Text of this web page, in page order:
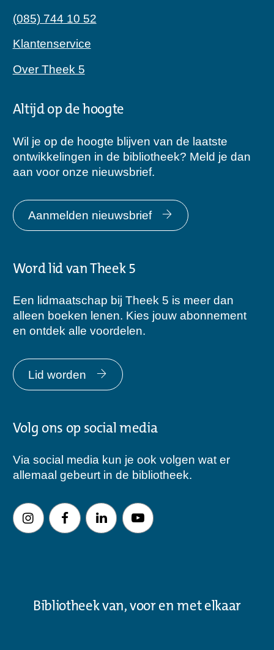
(085) 744 10 52
Klantenservice
Over Theek 5
Altijd op de hoogte
Wil je op de hoogte blijven van de laatste
ontwikkelingen in de bibliotheek? Meld je dan
aan voor onze nieuwsbrief.
Aanmelden nieuwsbrief
Word lid van Theek 5
Een lidmaatschap bij Theek 5 is meer dan
alleen boeken lenen. Kies jouw abonnement
en ontdek alle voordelen.
Lid worden
Volg ons op social media
Via social media kun je ook volgen wat er
allemaal gebeurt in de bibliotheek.
Bibliotheek van, voor en met elkaar